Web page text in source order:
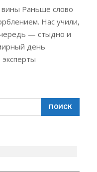
вины Раньше слово
Нас учили,
— стыдно и
день